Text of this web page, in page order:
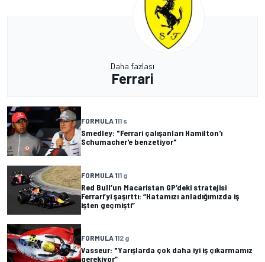
Daha fazlası
Ferrari
FORMULA 111 s
Smedley: "Ferrari çalışanları Hamilton'ı
Schumacher'e benzetiyor"
FORMULA 111 g
Red Bull’un Macaristan GP’deki stratejisi
Ferrari’yi şaşırttı: “Hatamızı anladığımızda iş
işten geçmişti”
FORMULA 112 g
Vasseur: "Yarışlarda çok daha iyi iş çıkarmamız
gerekiyor”